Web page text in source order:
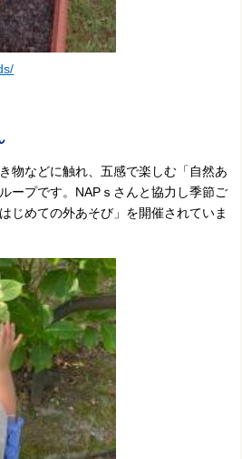
物などに触れ、五感で楽しむ「自然あ
ープです。NAPｓさんと協力し季節ご
じめての外あそび」を開催されていま